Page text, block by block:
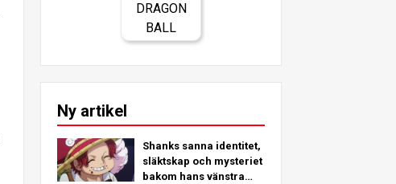
DRAGON
BALL
Ny artikel
Shanks sanna identitet,
släktskap och mysteriet
bakom hans vänstra